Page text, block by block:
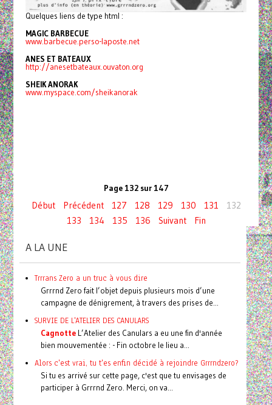
Quelques liens de type html :
MAGIC BARBECUE
www.barbecue.perso-laposte.net
ANES ET BATEAUX
http://anesetbateaux.ouvaton.org
SHEIK ANORAK
www.myspace.com/sheikanorak
Page 132 sur 147
Début Précédent 127 128 129 130 131
132
133
134 135 136 Suivant Fin
A LA UNE
Trrrans Zero a un truc à vous dire
Grrrnd Zero fait l’objet depuis plusieurs mois d’une
campagne de dénigrement, à travers des prises de...
SURVIE DE L'ATELIER DES CANULARS
CagnotteL’Atelier des Canulars a eu une fin d'année
bien mouvementée : - Fin octobre le lieu a...
Alors c'est vrai, tu t'es enfin décidé à rejoindre Grrrndzero?
Si tu es arrivé sur cette page, c'est que tu envisages de
participer à Grrrnd Zero. Merci, on va...